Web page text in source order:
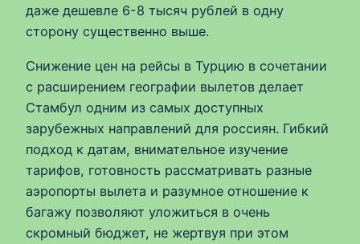
даже дешевле 6-8 тысяч рублей в одну
сторону существенно выше.
Снижение цен на рейсы в Турцию в сочетании
с расширением географии вылетов делает
Стамбул одним из самых доступных
зарубежных направлений для россиян. Гибкий
подход к датам, внимательное изучение
тарифов, готовность рассматривать разные
аэропорты вылета и разумное отношение к
багажу позволяют уложиться в очень
скромный бюджет, не жертвуя при этом